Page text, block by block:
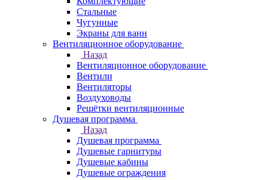
Стальные
Чугунные
Экраны для ванн
Вентиляционное оборудование
Назад
Вентиляционное оборудование
Вентили
Вентиляторы
Воздуховоды
Решётки вентиляционные
Душевая программа
Назад
Душевая программа
Душевые гарнитуры
Душевые кабины
Душевые ограждения